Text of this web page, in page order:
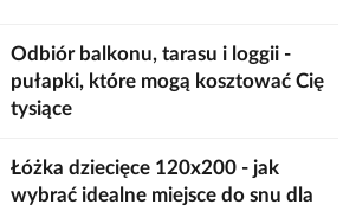
Odbiór balkonu, tarasu i loggii -
pułapki, które mogą kosztować Cię
tysiące
Łóżka dziecięce 120x200 - jak
wybrać idealne miejsce do snu dla